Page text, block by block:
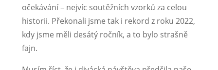
očekávání – nejvíc soutěžních vzorků za celou
historii. Překonali jsme tak i rekord z roku 2022,
kdy jsme měli desátý ročník, a to bylo strašně
fajn.